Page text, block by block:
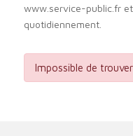
www.service-public.fr
quotidiennement.
Impossible de